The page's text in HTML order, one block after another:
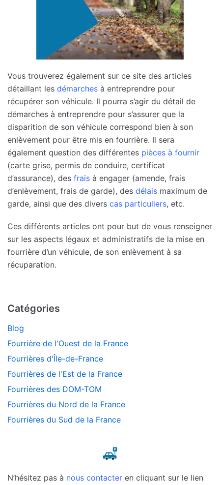
Vous trouverez également sur ce site des articles
détaillant les démarches à entreprendre pour
récupérer son véhicule. Il pourra s’agir du détail de
démarches à entreprendre pour s’assurer que la
disparition de son véhicule correspond bien à son
enlèvement pour être mis en fourrière. Il sera
également question des différentes pièces à fournir
(carte grise, permis de conduire, certificat
d’assurance), des frais à engager (amende, frais
d’enlèvement, frais de garde), des délais maximum de
garde, ainsi que des divers cas particuliers, etc.
Ces différents articles ont pour but de vous renseigner
sur les aspects légaux et administratifs de la mise en
fourrière d’un véhicule, de son enlèvement à sa
récuparation.
Catégories
Blog
Fourrière de l'Ouest de la France
Fourrières d'Île-de-France
Fourrières de l'Est de la France
Fourrières des DOM-TOM
Fourrières du Nord de la France
Fourrières du Sud de la France
N’hésitez pas à nous contacter en cliquant sur le lien